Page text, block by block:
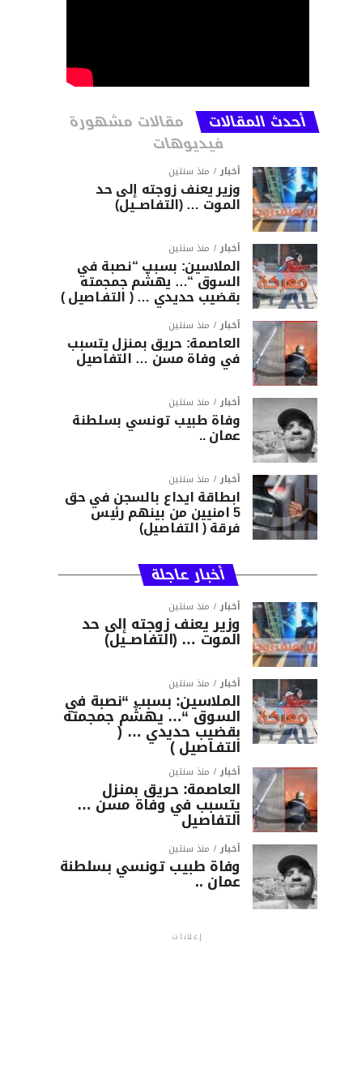
أحدث المقالات مقالات مشهورة
فيديوهات
أخبار منذ سنتين
وزير يعنف زوجته إلى حد
الموت … (التفاصــيل)
أخبار منذ سنتين
الملاسين: بسبب “نصبة في
السوق “… يهشّم جمجمته
بقضيب حديدي … ( التفـاصيل )
أخبار منذ سنتين
العاصمة: حريق بمنزل يتسبب
في وفاة مسن … التفاصيل
أخبار منذ سنتين
وفاة طبيب تونسي بسلطنة
عمان ..
أخبار منذ سنتين
ابطاقة ايداع بالسجن في حق
5 امنيين من بينهم رئيس
فرقة ( التفاصيل)
أخبار عاجلة
أخبار منذ سنتين
وزير يعنف زوجته إلى حد
الموت … (التفاصــيل)
أخبار منذ سنتين
الملاسين: بسبب “نصبة في
السوق “… يهشّم جمجمته
بقضيب حديدي … (
التفـاصيل )
أخبار منذ سنتين
العاصمة: حريق بمنزل
يتسبب في وفاة مسن …
التفاصيل
أخبار منذ سنتين
وفاة طبيب تونسي بسلطنة
عمان ..
إعلانات